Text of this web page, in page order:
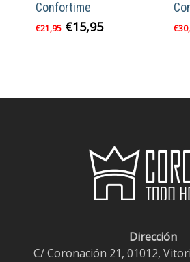
Confortime
€21,95 El
€15,95El
€
Dirección
C/ Coronación 21, 01012,